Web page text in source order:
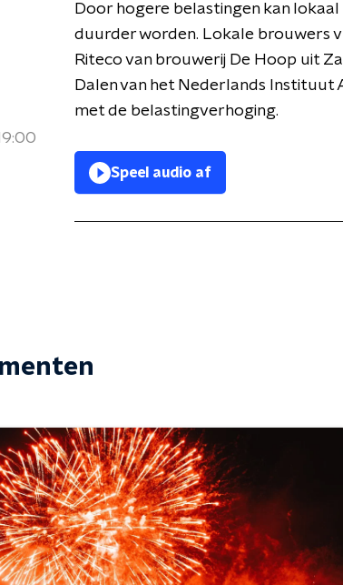
Door hogere belastingen kan
duurder worden. Lokale brouwers
Riteco van brouwerij De Hoop uit
Dalen van het Nederlands Instituut
met de belastingverhoging.
Speel audio af